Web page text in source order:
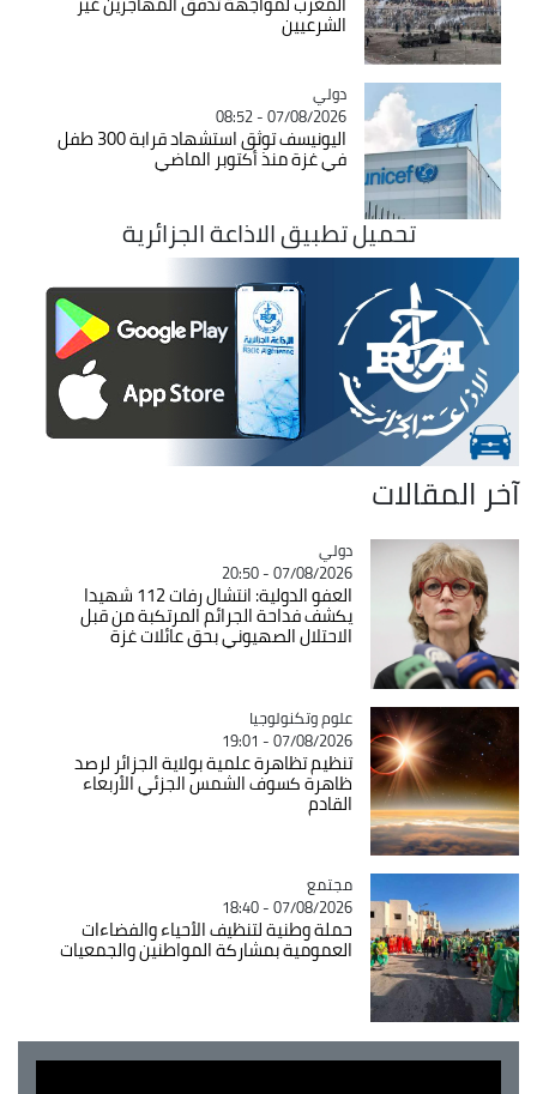
الشرعيين
Catégorie
دولي
07/08/2026 - 08:52
اليونيسف توثق استشهاد قرابة 300 طفل
في غزة منذ أكتوبر الماضي
تحميل تطبيق الاذاعة الجزائرية
آخر المقالات
Catégorie
دولي
07/08/2026 - 20:50
العفو الدولية: انتشال رفات 112 شهيدا
يكشف فداحة الجرائم المرتكبة من قبل
الاحتلال الصهيوني بحق عائلات غزة
Catégorie
علوم وتكنولوجيا
07/08/2026 - 19:01
تنظيم تظاهرة علمية بولاية الجزائر لرصد
ظاهرة كسوف الشمس الجزئي الأربعاء
القادم
Catégorie
مجتمع
07/08/2026 - 18:40
حملة وطنية لتنظيف الأحياء والفضاءات
العمومية بمشاركة المواطنين والجمعيات